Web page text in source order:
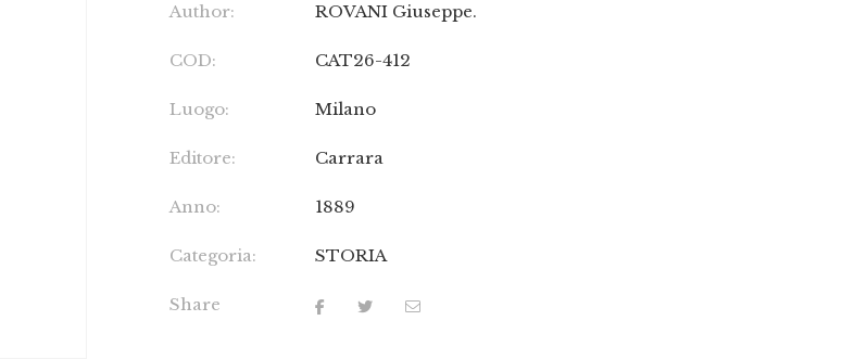
Author: ROVANI Giuseppe.
COD: CAT26-412
Luogo: Milano
Editore: Carrara
Anno: 1889
Categoria: STORIA
Share